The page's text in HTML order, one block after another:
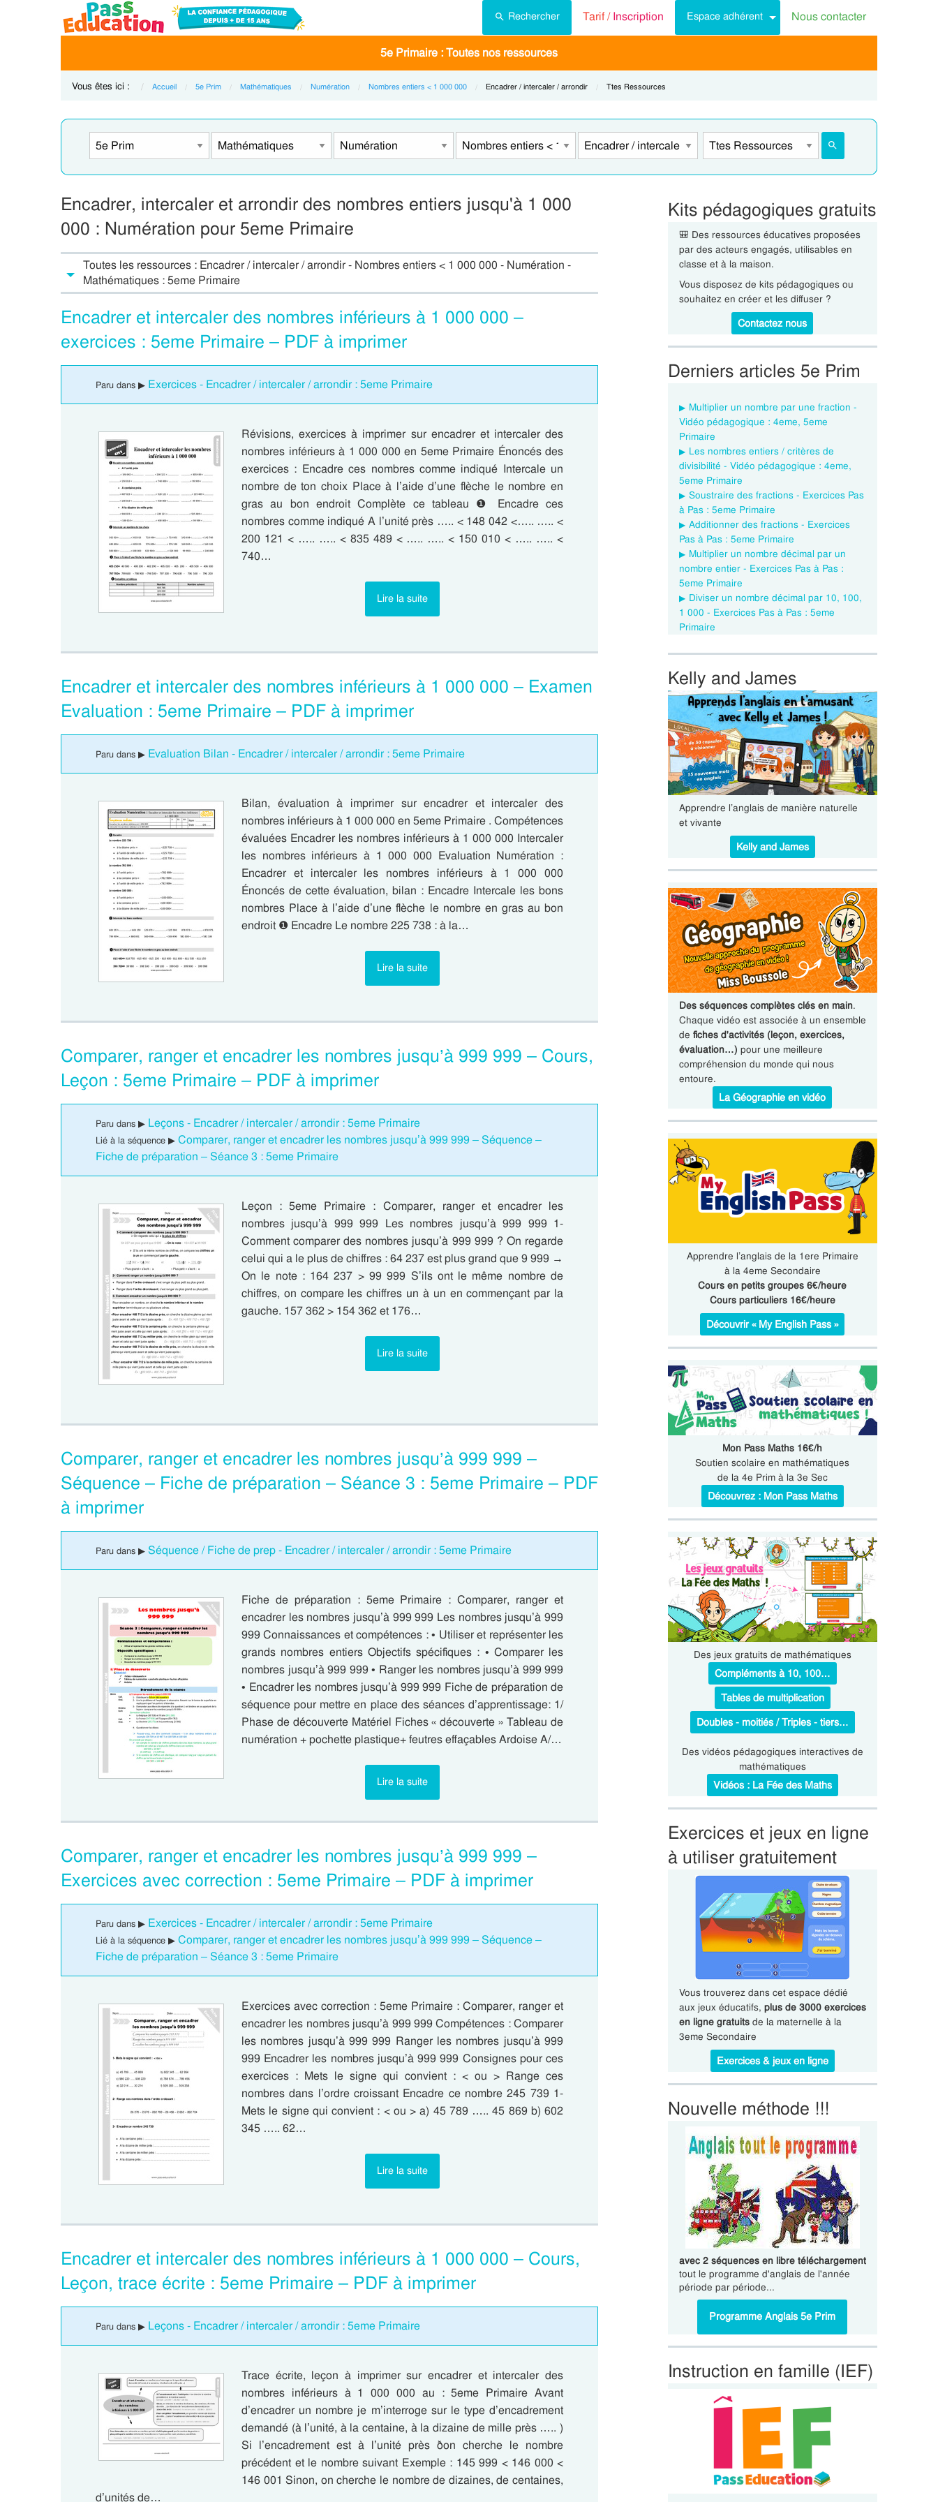
Rechercher Tarif /Inscription Espace adhérent Nous contacter
5e Primaire : Toutes nos ressources
Vous êtes ici : Accueil 5e Prim Mathématiques Numération Nombres entiers < 1 000 000 Current:
Encadrer / intercaler / arrondir Current:
Ttes Ressources
Encadrer, intercaler et arrondir des nombres entiers jusqu'à 1 000
000 : Numération pour 5eme Primaire
Toutes les ressources : Encadrer / intercaler / arrondir - Nombres entiers < 1 000 000 - Numération -
Mathématiques : 5eme Primaire
Encadrer et intercaler des nombres inférieurs à 1 000 000 –
exercices : 5eme Primaire – PDF à imprimer
Paru dans ▶ Exercices - Encadrer / intercaler / arrondir : 5eme Primaire
Révisions, exercices à imprimer sur encadrer et intercaler des
nombres inférieurs à 1 000 000 en 5eme Primaire Énoncés des
exercices : Encadre ces nombres comme indiqué Intercale un
nombre de ton choix Place à l’aide d’une flèche le nombre en
gras au bon endroit Complète ce tableau ❶ Encadre ces
nombres comme indiqué A l’unité près ….. < 148 042 <….. ….. <
200 121 < ….. ….. < 835 489 < ….. ….. < 150 010 < ….. ….. <
740…
Lire la suite
Encadrer et intercaler des nombres inférieurs à 1 000 000 – Examen
Evaluation : 5eme Primaire – PDF à imprimer
Paru dans ▶ Evaluation Bilan - Encadrer / intercaler / arrondir : 5eme Primaire
Bilan, évaluation à imprimer sur encadrer et intercaler des
nombres inférieurs à 1 000 000 en 5eme Primaire . Compétences
évaluées Encadrer les nombres inférieurs à 1 000 000 Intercaler
les nombres inférieurs à 1 000 000 Evaluation Numération :
Encadrer et intercaler les nombres inférieurs à 1 000 000
Énoncés de cette évaluation, bilan : Encadre Intercale les bons
nombres Place à l’aide d’une flèche le nombre en gras au bon
endroit ❶ Encadre Le nombre 225 738 : à la…
Lire la suite
Comparer, ranger et encadrer les nombres jusqu’à 999 999 – Cours,
Leçon : 5eme Primaire – PDF à imprimer
Paru dans ▶ Leçons - Encadrer / intercaler / arrondir : 5eme Primaire
Lié à la séquence ▶ Comparer, ranger et encadrer les nombres jusqu’à 999 999 – Séquence –
Fiche de préparation – Séance 3 : 5eme Primaire
Leçon : 5eme Primaire : Comparer, ranger et encadrer les
nombres jusqu’à 999 999 Les nombres jusqu’à 999 999 1-
Comment comparer des nombres jusqu’à 999 999 ? On regarde
celui qui a le plus de chiffres : 64 237 est plus grand que 9 999 →
On le note : 164 237 > 99 999 S’ils ont le même nombre de
chiffres, on compare les chiffres un à un en commençant par la
gauche. 157 362 > 154 362 et 176…
Lire la suite
Comparer, ranger et encadrer les nombres jusqu’à 999 999 –
Séquence – Fiche de préparation – Séance 3 : 5eme Primaire – PDF
à imprimer
Paru dans ▶ Séquence / Fiche de prep - Encadrer / intercaler / arrondir : 5eme Primaire
Fiche de préparation : 5eme Primaire : Comparer, ranger et
encadrer les nombres jusqu’à 999 999 Les nombres jusqu’à 999
999 Connaissances et compétences : • Utiliser et représenter les
grands nombres entiers Objectifs spécifiques : • Comparer les
nombres jusqu’à 999 999 • Ranger les nombres jusqu’à 999 999
• Encadrer les nombres jusqu’à 999 999 Fiche de préparation de
séquence pour mettre en place des séances d’apprentissage: 1/
Phase de découverte Matériel Fiches « découverte » Tableau de
numération + pochette plastique+ feutres effaçables Ardoise A/…
Lire la suite
Comparer, ranger et encadrer les nombres jusqu’à 999 999 –
Exercices avec correction : 5eme Primaire – PDF à imprimer
Paru dans ▶ Exercices - Encadrer / intercaler / arrondir : 5eme Primaire
Lié à la séquence ▶ Comparer, ranger et encadrer les nombres jusqu’à 999 999 – Séquence –
Fiche de préparation – Séance 3 : 5eme Primaire
Exercices avec correction : 5eme Primaire : Comparer, ranger et
encadrer les nombres jusqu’à 999 999 Compétences : Comparer
les nombres jusqu’à 999 999 Ranger les nombres jusqu’à 999
999 Encadrer les nombres jusqu’à 999 999 Consignes pour ces
exercices : Mets le signe qui convient : < ou > Range ces
nombres dans l’ordre croissant Encadre ce nombre 245 739 1-
Mets le signe qui convient : < ou > a) 45 789 ….. 45 869 b) 602
345 ….. 62…
Lire la suite
Encadrer et intercaler des nombres inférieurs à 1 000 000 – Cours,
Leçon, trace écrite : 5eme Primaire – PDF à imprimer
Paru dans ▶ Leçons - Encadrer / intercaler / arrondir : 5eme Primaire
Trace écrite, leçon à imprimer sur encadrer et intercaler des
nombres inférieurs à 1 000 000 au : 5eme Primaire Avant
d’encadrer un nombre je m’interroge sur le type d’encadrement
demandé (à l’unité, à la centaine, à la dizaine de mille près ….. )
Si l’encadrement est à l’unité près ðon cherche le nombre
précédent et le nombre suivant Exemple : 145 999 < 146 000 <
146 001 Sinon, on cherche le nombre de dizaines, de centaines,
d’unités de…
Kits pédagogiques gratuits
🎒 Des ressources éducatives proposées
par des acteurs engagés, utilisables en
classe et à la maison.
Vous disposez de kits pédagogiques ou
souhaitez en créer et les diffuser ?
Contactez nous
Derniers articles 5e Prim
Multiplier un nombre par une fraction -
Vidéo pédagogique : 4eme, 5eme
Primaire
Les nombres entiers / critères de
divisibilité - Vidéo pédagogique : 4eme,
5eme Primaire
Soustraire des fractions - Exercices Pas
à Pas : 5eme Primaire
Additionner des fractions - Exercices
Pas à Pas : 5eme Primaire
Multiplier un nombre décimal par un
nombre entier - Exercices Pas à Pas :
5eme Primaire
Diviser un nombre décimal par 10, 100,
1 000 - Exercices Pas à Pas : 5eme
Primaire
Kelly and James
Apprendre l’anglais de manière naturelle
et vivante
Kelly and James
Des séquences complètes clés en main.
Chaque vidéo est associée à un ensemble
de fiches d'activités (leçon, exercices,
évaluation…) pour une meilleure
compréhension du monde qui nous
entoure.
La Géographie en vidéo
Apprendre l’anglais de la 1ere Primaire
à la 4eme Secondaire
Cours en petits groupes 6€/heure
Cours particuliers 16€/heure
Découvrir « My English Pass »
Mon Pass Maths 16€/h
Soutien scolaire en mathématiques
de la 4e Prim à la 3e Sec
Découvrez : Mon Pass Maths
Des jeux gratuits de mathématiques
Compléments à 10, 100…
Tables de multiplication
Doubles - moitiés / Triples - tiers…
Des vidéos pédagogiques interactives de
mathématiques
Vidéos : La Fée des Maths
Exercices et jeux en ligne
à utiliser gratuitement
Vous trouverez dans cet espace dédié
aux jeux éducatifs, plus de 3000 exercices
en ligne gratuitsde la maternelle à la
3eme Secondaire
Exercices & jeux en ligne
Nouvelle méthode !!!
avec 2 séquences en libre téléchargement
tout le programme d'anglais de l'année
période par période...
Programme Anglais 5e Prim
Instruction en famille (IEF)